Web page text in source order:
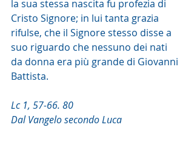
la sua stessa nascita fu profezia di
Cristo Signore; in lui tanta grazia
rifulse, che il Signore stesso disse a
suo riguardo che nessuno dei nati
da donna era più grande di Giovanni
Battista.
Lc 1, 57-66. 80
Dal Vangelo secondo Luca